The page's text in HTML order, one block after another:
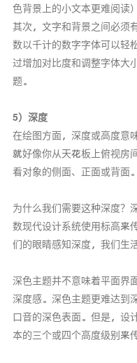
色背景上的小文本更难阅读）
其次，文字和背景之间必须
数以千计的数字字体可以轻
过增加对比度和调整字体大
题。
5）深度
在绘图方面，深度或高度意
就好像你从天花板上俯视房
看对象的侧面、正面或背面。
为什么我们需要这种深度？
数现代设计系统使用标高来
们的眼睛感知深度，我们生
深色主题并不意味着平面界
深度感。深色主题更难达到
口音的深色表面。但是，设
本的三个或四个高度级别来